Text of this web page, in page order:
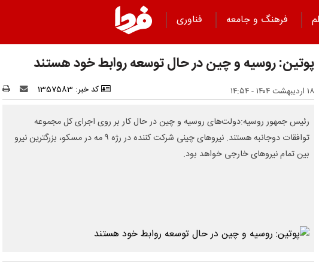
فرهنگ و جامعه
فناوری
پوتین: روسیه و چین در حال توسعه روابط خود هستند
۱۸ اردیبهشت ۱۴۰۴ - ۱۴:۵۴ کد خبر: 1357583
رئیس جمهور روسیه:دولت‌های روسیه و چین در حال کار بر روی اجرای کل مجموعه
توافقات دوجانبه هستند. نیروهای چینی شرکت کننده در رژه ۹ مه در مسکو، بزرگترین نیرو
بین تمام نیروهای خارجی خواهد بود.